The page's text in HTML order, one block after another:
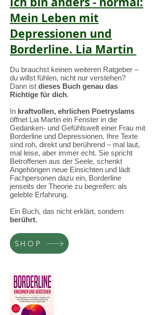
Mein Leben mit
Depressionen und
Borderline. Lia Martin
Du brauchst keinen weiteren Ratgeber –
du willst fühlen, nicht nur verstehen?
Dann ist dieses Buch genau das
Richtige für dich.
In kraftvollen, ehrlichen Poetryslams
öffnet Lia Martin ein Fenster in die
Gedanken- und Gefühlswelt einer Frau mit
Borderline und Depressionen. Ihre Texte
sind roh, direkt und berührend – mal laut,
mal leise, aber immer echt. Sie spricht
Betroffenen aus der Seele, schenkt
Angehörigen neue Einsichten und lädt
Fachpersonen dazu ein, Borderline
jenseits der Theorie zu begreifen: als
gelebte Erfahrung.
Ein Buch, das nicht erklärt, sondern
berührt.
SHOP